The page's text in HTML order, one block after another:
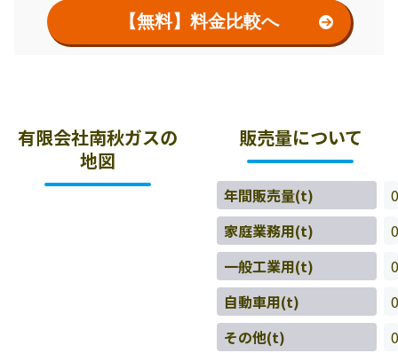
【無料】料金比較へ
有限会社南秋ガスの
地図
販売量について
年間販売量(t)
0
家庭業務用(t)
0
一般工業用(t)
0
自動車用(t)
0
その他(t)
0